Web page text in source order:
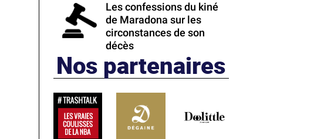
Les confessions du kiné
de Maradona sur les
circonstances de son
décès
Nos partenaires